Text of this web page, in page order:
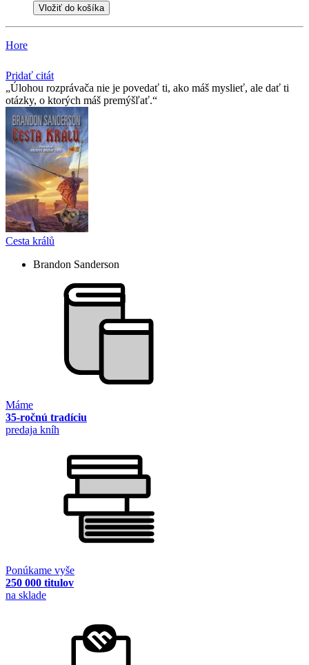
Vložiť do košíka
Hore
Pridať citát
Úlohou rozprávača nie je povedať ti, ako máš myslieť, ale dať ti
otázky, o ktorých máš premýšľať.
Cesta králů
Brandon Sanderson
Máme
35-ročnú tradíciu
predaja kníh
Ponúkame vyše
250 000 titulov
na sklade